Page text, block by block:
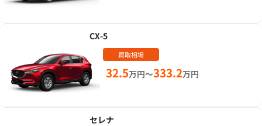
CX-5
買取相場
32.5万円～333.2万円
セレナ